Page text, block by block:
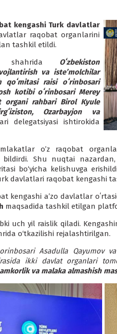
kengashi Turk davlatlar
raqobat organlarini
tashkil etildi.
shahrida Oʻzbekiston
va iste’molchilar
raisi oʻrinbosari
kotibi oʻrinbosari Merey
organi rahbari Birol Kyule
Ozarbayjon va
delegatsiyasi ishtirokida
o’z raqobat
Shu nuqtai
bo‘yicha kelishuvga
davlatlari raqobat kengashi
kengashi aʼzo davlatlar
maqsadida tashkil etilgan
uch yil raislik qiladi.
o‘tkazilishi rejalashtirilgan.
Asadulla Qayumov
ikki davlat organlari
va malaka almashish